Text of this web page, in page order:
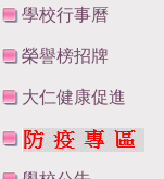
學校行事曆
榮譽榜招牌
大仁健康促進